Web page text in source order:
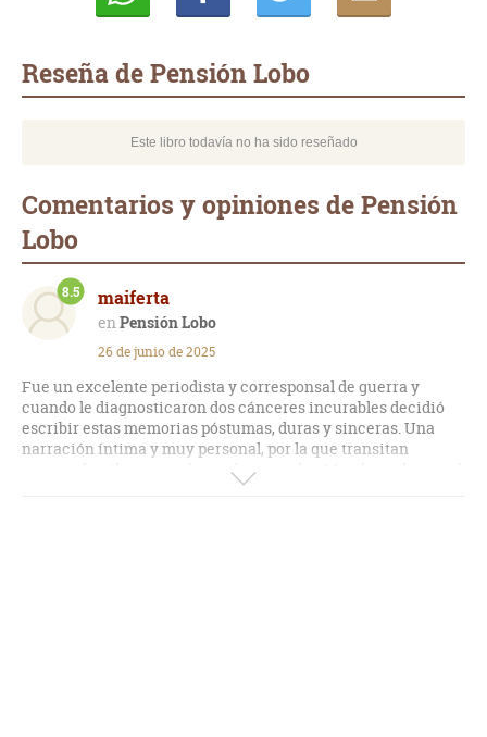
Reseña de Pensión Lobo
Este libro todavía no ha sido reseñado
Comentarios y opiniones de Pensión
Lobo
maiferta
Pensión Lobo
8.5
26 de junio de 2025
Fue un excelente periodista y corresponsal de guerra y
cuando le diagnosticaron dos cánceres incurables decidió
escribir estas memorias póstumas, duras y sinceras. Una
narración íntima y muy personal, por la que transitan
amigos, familiares y sobre todo su madre, Maud, con la que el
autor tuvo una relación muy especial y entrañable a lo largo